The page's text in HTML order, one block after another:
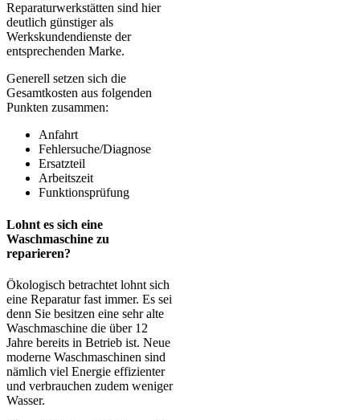
Reparaturwerkstätten sind hier
deutlich günstiger als
Werkskundendienste der
entsprechenden Marke.
Generell setzen sich die
Gesamtkosten aus folgenden
Punkten zusammen:
Anfahrt
Fehlersuche/Diagnose
Ersatzteil
Arbeitszeit
Funktionsprüfung
Lohnt es sich eine
Waschmaschine zu
reparieren?
Ökologisch betrachtet lohnt sich
eine Reparatur fast immer. Es sei
denn Sie besitzen eine sehr alte
Waschmaschine die über 12
Jahre bereits in Betrieb ist. Neue
moderne Waschmaschinen sind
nämlich viel Energie effizienter
und verbrauchen zudem weniger
Wasser.